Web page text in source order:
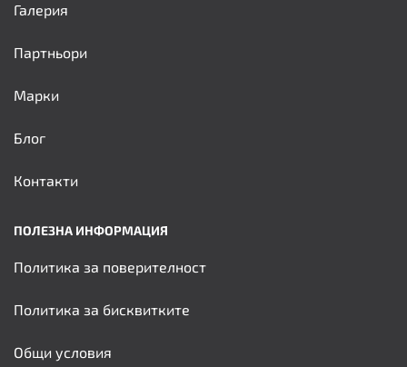
Галерия
Партньори
Марки
Блог
Контакти
ПОЛЕЗНА ИНФОРМАЦИЯ
Политика за поверителност
Политика за бисквитките
Общи условия